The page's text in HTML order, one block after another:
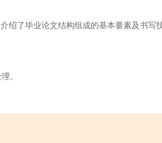
绍了毕业论文结构组成的基本要素及书
。